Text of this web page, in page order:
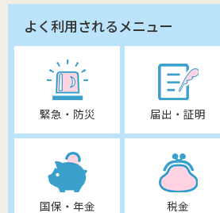
よく利用されるメニュー
緊急・防災 届出・証明
国保・年金 税金